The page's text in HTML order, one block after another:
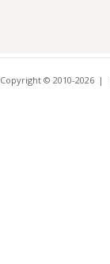
Copyright © 2010-2026